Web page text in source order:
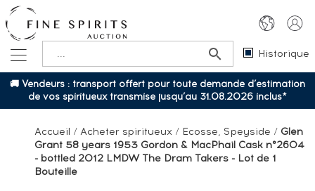
Historique
🚚 Vendeurs : transport offert pour toute demande d’estimation
de vos spiritueux transmise jusqu’au 31.08.2026 inclus*
Accueil / Acheter spiritueux / Ecosse, Speyside / Glen
Grant 58 years 1953 Gordon & MacPhail Cask n°2604
- bottled 2012 LMDW The Dram Takers - Lot de 1
Bouteille